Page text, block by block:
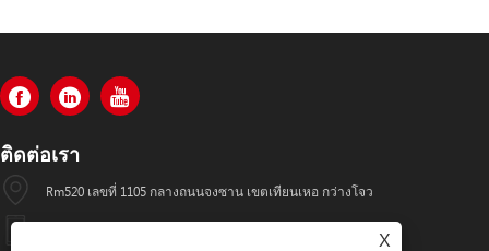
ติดต่อเรา
Rm520 เลขที่ 1105 กลางถนนจงซาน เขตเทียนเหอ กว่างโจว
X